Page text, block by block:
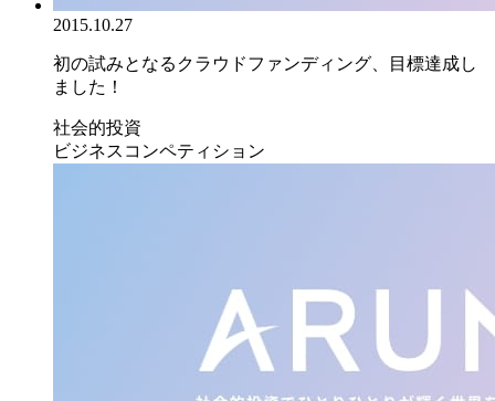
2015.10.27
初の試みとなるクラウドファンディング、目標達成し
ました！
社会的投資
ビジネスコンペティション